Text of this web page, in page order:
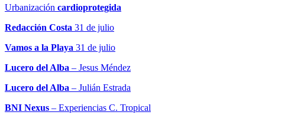
Urbanización cardioprotegida
Redacción Costa 31 de julio
Vamos a la Playa 31 de julio
Lucero del Alba – Jesus Méndez
Lucero del Alba – Julián Estrada
BNI Nexus – Experiencias C. Tropical